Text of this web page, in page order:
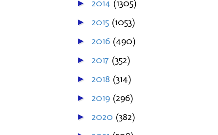
► 2014 (1305)
► 2015 (1053)
► 2016 (490)
► 2017 (352)
► 2018 (314)
► 2019 (296)
► 2020 (382)